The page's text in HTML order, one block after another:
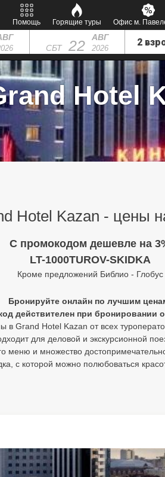
Помощь Горящие туры Офис м.
СБТ 22 АВГ
2026
Hotel
Hotel Kazan - цены
C промокодом дешевле на
LT-1000TUROV-SKIDKA
Кроме предложений Библио - Глобус
Бронируйте онлайн по лучшим
действителен при бронировании
в Grand Hotel Kazan от всех
для деловой и экскурсионной
меню и множество
с которой можно полюбоваться